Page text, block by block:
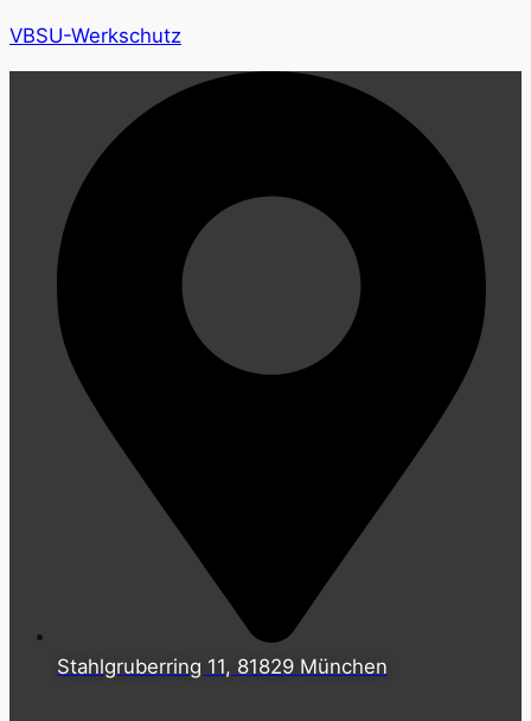
VBSU-Werkschutz
Stahlgruberring 11, 81829 München